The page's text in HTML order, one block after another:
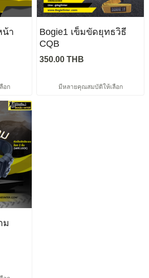
น้า
อก
Bogie1 เข็มขัดยุทธวิธี
CQB
350.00 THB
มีหลายคุณสมบัติให้เลือก
ม